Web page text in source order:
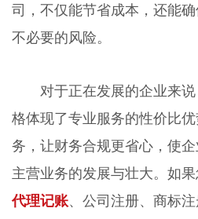
司，不仅能节省成本，还能
不必要的风险。
对于正在发展的企业来
格体现了专业服务的性价比
务，让财务合规更省心，使
主营业务的发展与壮大。如
代理记账、公司注册、商标